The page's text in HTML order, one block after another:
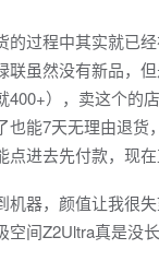
过程中其实就已经
联虽然没有新品，
400+），卖这个
也能7天无理由退货
点进去先付款，现
器，颜值让我很失
空间Z2Ultra真是没